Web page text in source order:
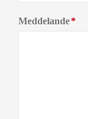
Meddelande*